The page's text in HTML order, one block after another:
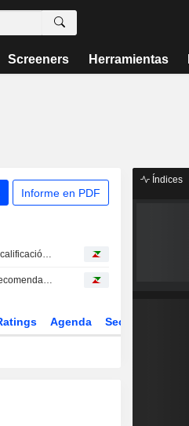
Screeners Herramientas
Informe en PDF
Fitch Ratings confirma la calificación de Kaufman & Broad
Oddo BHF mantiene su recomendación sobre Kaufman & Broad tras los resultados del primer semestre
Agenda Sector
Índices